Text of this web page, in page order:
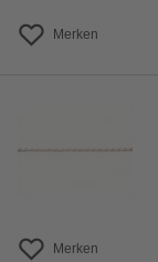
Merken
Merken